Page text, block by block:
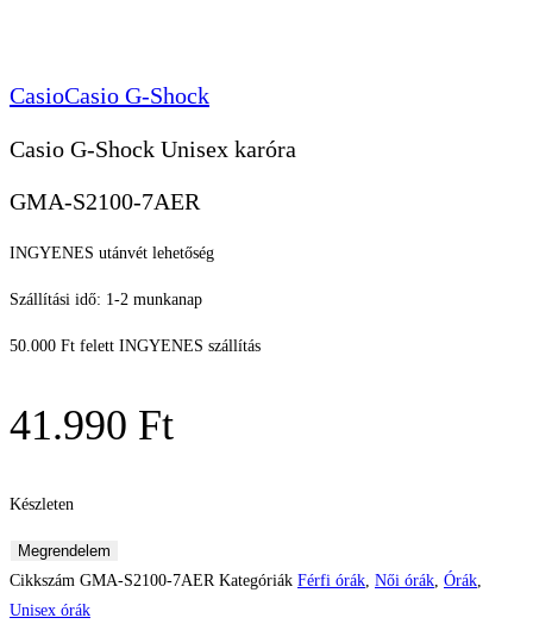
CasioCasio G-Shock
Casio G-Shock Unisex karóra
GMA-S2100-7AER
INGYENES utánvét lehetőség
Szállítási idő: 1-2 munkanap
50.000 Ft felett INGYENES szállítás
41.990 Ft
Készleten
Casio
G-
Shock
Megrendelem
Cikkszám GMA-S2100-7AER Kategóriák Férfi órák, Női órák, Órák,
Unisex órák